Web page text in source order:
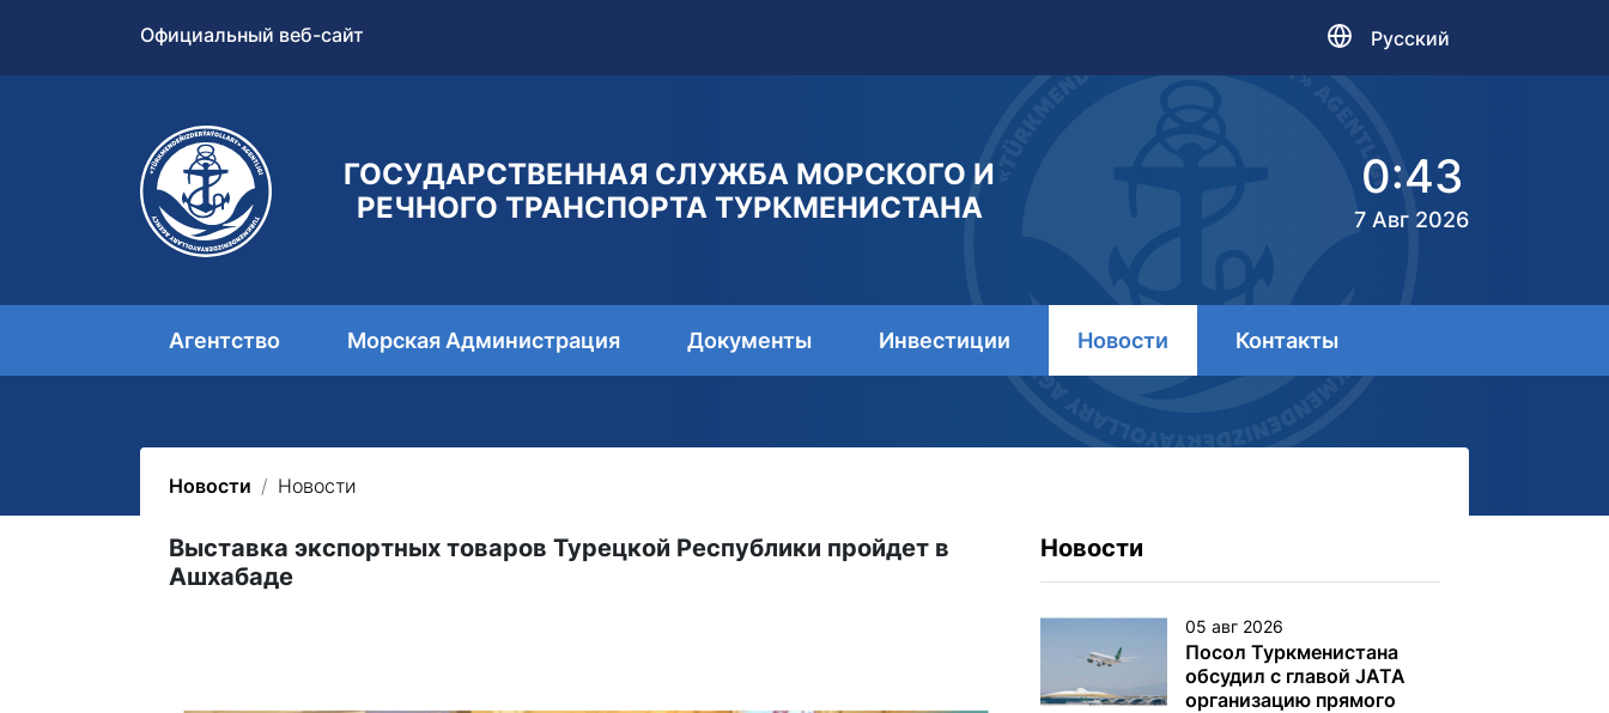
Официальный веб-сайт Русский
ГОСУДАРСТВЕННАЯ СЛУЖБА МОРСКОГО И
РЕЧНОГО ТРАНСПОРТА ТУРКМЕНИСТАНА
0:43
7 Авг 2026
Агентство Морская Администрация Документы Инвестиции Новости Контакты
Новости Новости
Выставка экспортных товаров Турецкой Республики пройдет в
Ашхабаде
Новости
05 авг 2026
Посол Туркменистана
обсудил с главой JATA
организацию прямого